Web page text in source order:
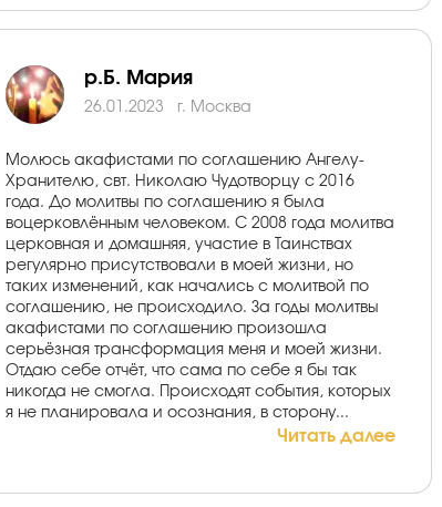
р.Б. Мария
26.01.2023 г. Москва
Молюсь акафистами по соглашению Ангелу-
Хранителю, свт. Николаю Чудотворцу с 2016
года. До молитвы по соглашению я была
воцерковлённым человеком. С 2008 года молитва
церковная и домашняя, участие в Таинствах
регулярно присутствовали в моей жизни, но
таких изменений, как начались с молитвой по
соглашению, не происходило. За годы молитвы
акафистами по соглашению произошла
серьёзная трансформация меня и моей жизни.
Отдаю себе отчёт, что сама по себе я бы так
никогда не смогла. Происходят события, которых
я не планировала и осознания, в сторону...
Читать далее